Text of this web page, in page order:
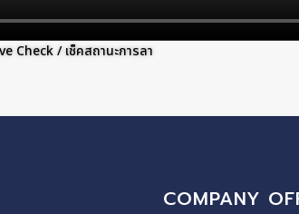
Check / เช็คสถานะการลา
COMPANY